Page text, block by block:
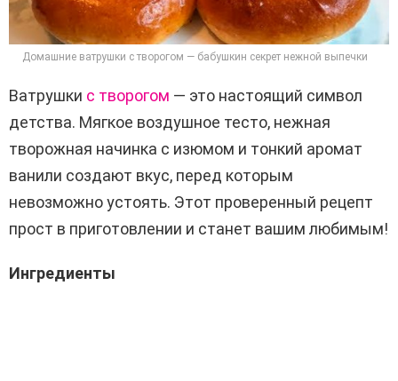
Домашние ватрушки с творогом — бабушкин секрет нежной выпечки
Ватрушки с творогом — это настоящий символ
детства. Мягкое воздушное тесто, нежная
творожная начинка с изюмом и тонкий аромат
ванили создают вкус, перед которым
невозможно устоять. Этот проверенный рецепт
прост в приготовлении и станет вашим любимым!
Ингредиенты